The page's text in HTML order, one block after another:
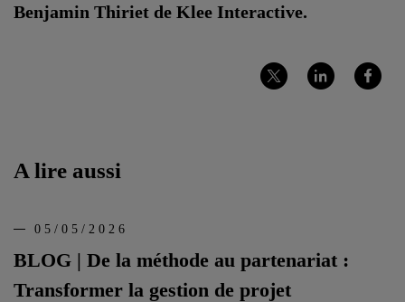
Benjamin Thiriet de Klee Interactive.
A lire aussi
BLOG | De la méthode au partenariat :
Transformer la gestion de projet
05/05/2026